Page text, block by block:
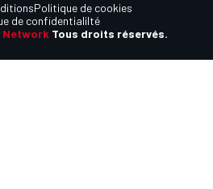
Tous droits réservés.
Politique de cookies
de confidentialilté